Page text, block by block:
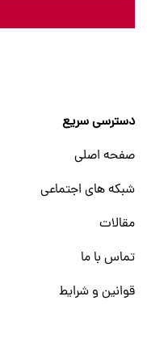
دسترسی سریع
صفحه اصلی
شبکه های اجتماعی
مقالات
تماس با ما
قوانین و شرایط